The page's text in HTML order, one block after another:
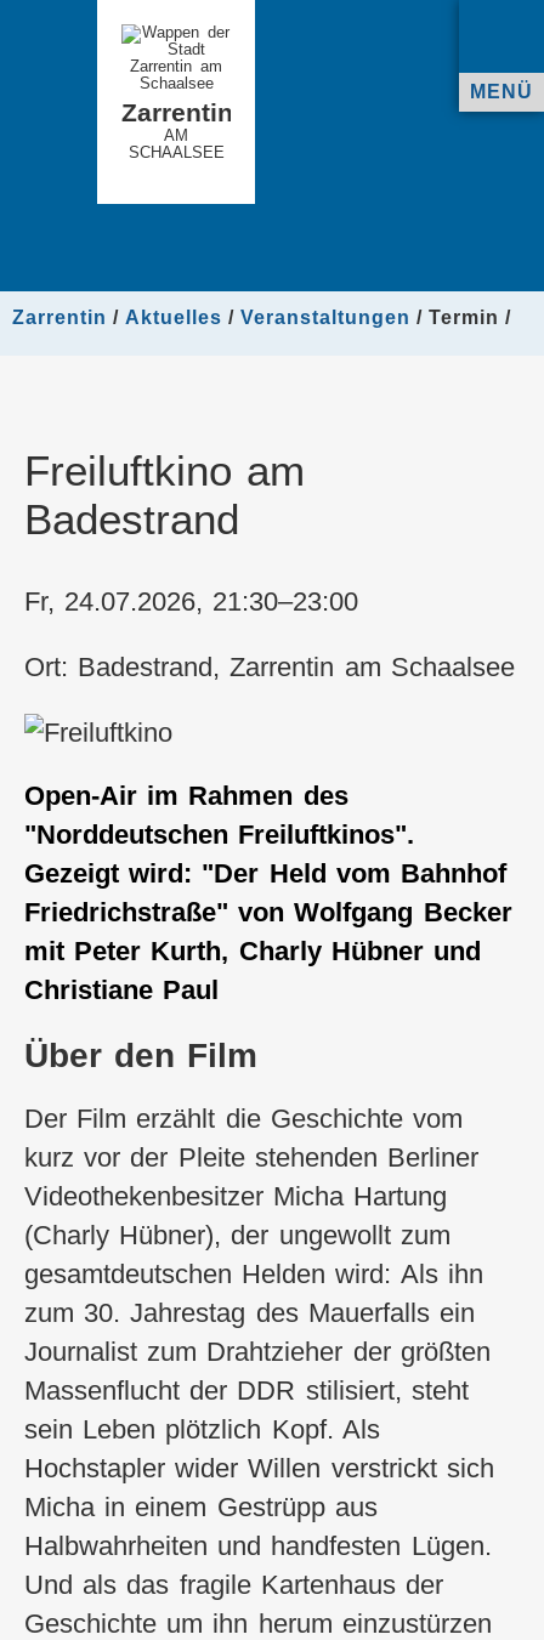
MENÜ
Zarrentin
AM
SCHAALSEE
Zarrentin Aktuelles Veranstaltungen Termin
Freiluftkino am
Badestrand
Fr, 24.07.2026, 21:30–23:00
Ort: Badestrand, Zarrentin am Schaalsee
Open-Air im Rahmen des
"Norddeutschen Freiluftkinos".
Gezeigt wird: "Der Held vom Bahnhof
Friedrichstraße" von Wolfgang Becker
mit Peter Kurth, Charly Hübner und
Christiane Paul
Über den Film
Der Film erzählt die Geschichte vom
kurz vor der Pleite stehenden Berliner
Videothekenbesitzer Micha Hartung
(Charly Hübner), der ungewollt zum
gesamtdeutschen Helden wird: Als ihn
zum 30. Jahrestag des Mauerfalls ein
Journalist zum Drahtzieher der größten
Massenflucht der DDR stilisiert, steht
sein Leben plötzlich Kopf. Als
Hochstapler wider Willen verstrickt sich
Micha in einem Gestrüpp aus
Halbwahrheiten und handfesten Lügen.
Und als das fragile Kartenhaus der
Geschichte um ihn herum einzustürzen